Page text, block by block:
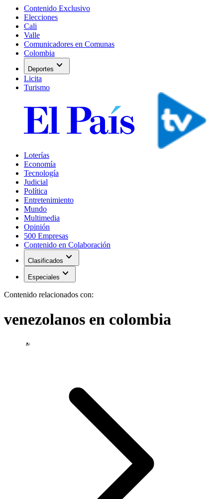
Contenido Exclusivo
Elecciones
Cali
Valle
Comunicadores en Comunas
Colombia
Deportes expand_more
Licita
Turismo
Loterías
Economía
Tecnología
Judicial
Política
Entretenimiento
Mundo
Multimedia
Opinión
500 Empresas
Contenido en Colaboración
Clasificados expand_more
Especiales expand_more
Contenido relacionados con:
venezolanos en colombia